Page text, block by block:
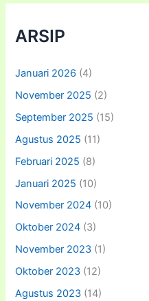
ARSIP
Januari 2026 (4)
November 2025 (2)
September 2025 (15)
Agustus 2025 (11)
Februari 2025 (8)
Januari 2025 (10)
November 2024 (10)
Oktober 2024 (3)
November 2023 (1)
Oktober 2023 (12)
Agustus 2023 (14)